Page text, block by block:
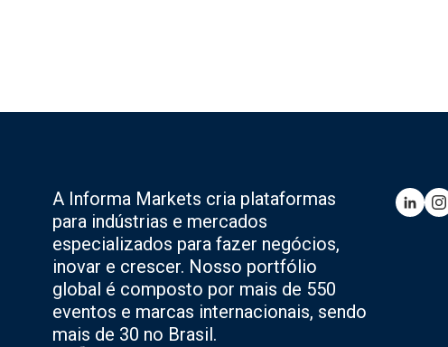
A Informa Markets cria plataformas
para indústrias e mercados
especializados para fazer negócios,
inovar e crescer. Nosso portfólio
global é composto por mais de 550
eventos e marcas internacionais, sendo
mais de 30 no Brasil.